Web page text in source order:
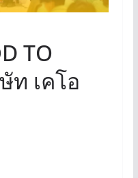
TO
ท เคโอ